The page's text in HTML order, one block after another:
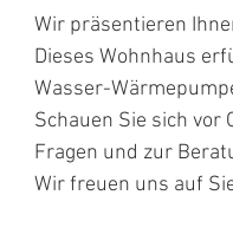
Wir präsentieren
Dieses Wohnhaus
Wasser-
Schauen Sie sich vor
Fragen und zur
Wir freuen uns auf